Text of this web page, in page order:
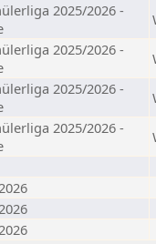
2025/2026 -
2025/2026 -
2025/2026 -
2025/2026 -